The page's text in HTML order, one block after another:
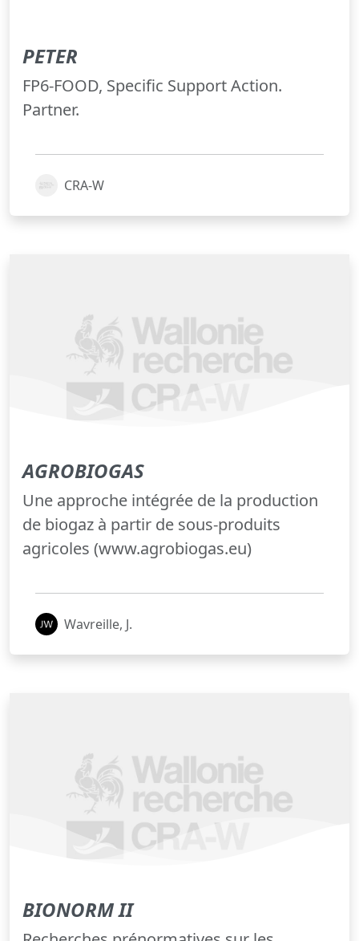
PETER
FP6-FOOD, Specific Support Action.
Partner.
CRA-W
AGROBIOGAS
Une approche intégrée de la production
de biogaz à partir de sous-produits
agricoles (www.agrobiogas.eu)
Wavreille, J.
BIONORM II